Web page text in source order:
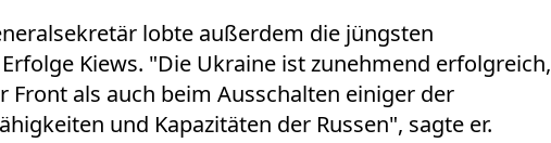
lobte außerdem die jüngsten
Kiews. "Die Ukraine ist zunehmend erfolgreich,
Front als auch beim Ausschalten einiger der
und Kapazitäten der Russen", sagte er.